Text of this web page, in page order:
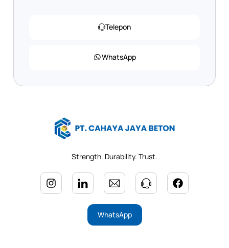
Telepon
WhatsApp
Strength. Durability. Trust.
WhatsApp